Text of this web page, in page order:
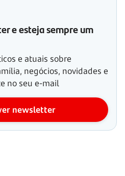
e esteja sempre um
e atuais sobre
negócios, novidades e
no seu e-mail
newsletter